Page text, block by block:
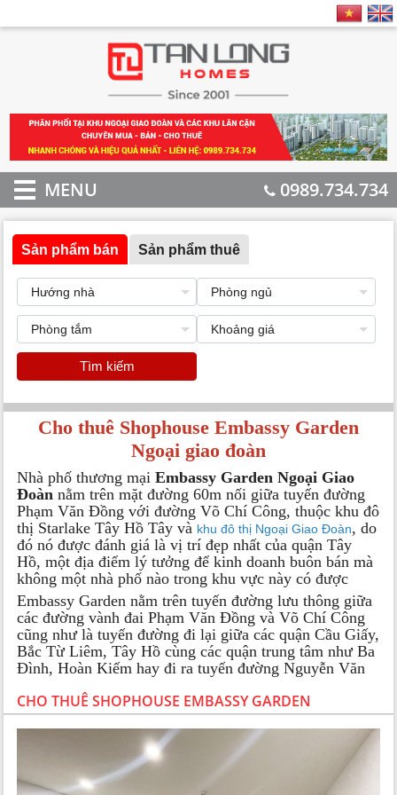
MENU 0989.734.734
Sản phẩm bán Sản phẩm thuê
Tìm kiếm
Cho thuê Shophouse Embassy Garden
Ngoại giao đoàn
Nhà phố thương mại Embassy Garden Ngoại Giao
Đoàn nằm trên mặt đường 60m nối giữa tuyến đường
Phạm Văn Đồng với đường Võ Chí Công, thuộc khu đô
thị Starlake Tây Hồ Tây và khu đô thị Ngoại Giao Đoàn, do
đó nó được đánh giá là vị trí đẹp nhất của quận Tây
Hồ, một địa điểm lý tưởng để kinh doanh buôn bán mà
không một nhà phố nào trong khu vực này có được
Embassy Garden nằm trên tuyến đường lưu thông giữa
các đường vành đai Phạm Văn Đồng và Võ Chí Công
cũng như là tuyến đường đi lại giữa các quận Cầu Giấy,
Bắc Từ Liêm, Tây Hồ cùng các quận trung tâm như Ba
Đình, Hoàn Kiếm hay đi ra tuyến đường Nguyễn Văn
4, do đó nơi đây có lưu lượng vận chuyển qua lại vô
cùng lớn
Những điểm mạnh mà bạn cần phải biết khi đầu
tư thuê shophouse tại Embassy Garden
Dự án này nằm cạnh những khu đô thị lớn nhất thủ đô
CHO THUÊ SHOPHOUSE EMBASSY GARDEN